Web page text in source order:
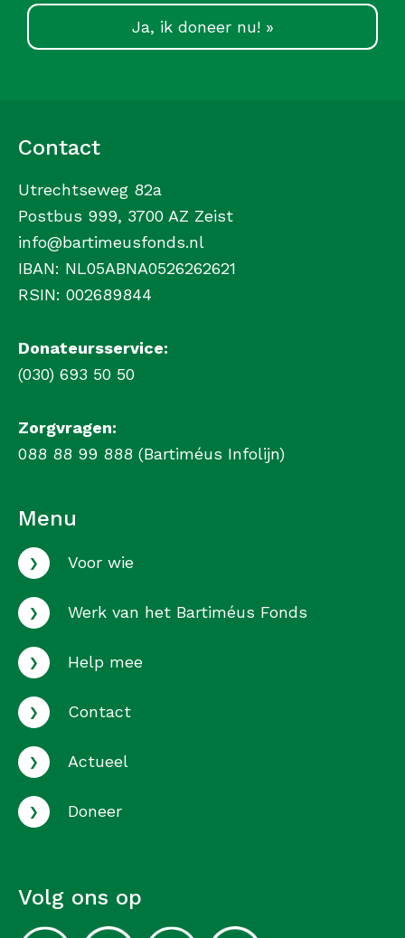
Ja, ik doneer nu! »
Contact
Utrechtseweg 82a
Postbus 999, 3700 AZ Zeist
info@bartimeusfonds.nl
IBAN: NL05ABNA0526262621
RSIN: 002689844
Donateursservice:
(030) 693 50 50
Zorgvragen:
088 88 99 888 (Bartiméus Infolijn)
Menu
› Voor wie
› Werk van het Bartiméus Fonds
› Help mee
› Contact
› Actueel
› Doneer
Volg ons op